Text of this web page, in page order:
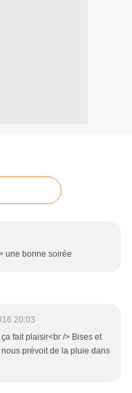
une bonne soirée
20:03
fait plaisir<br /> Bises et
prévoit de la pluie dans